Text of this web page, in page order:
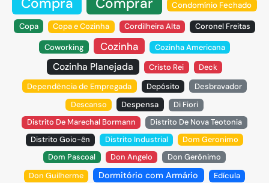
Condomínio Fechado
Copa Copa e Cozinha Cordilheira Alta Coronel Freitas
Coworking Cozinha Cozinha Americana
Cozinha Planejada Cristo Rei
Deck
Dependência de Empregada
Depósito
Desbravador
Descanso
Despensa
Di Fiori
Distrito De Marechal Bormann
Distrito De Nova Teotonia
Distrito Goio-ên
Distrito Industrial
Dom Geronimo
Dom Pascoal
Don Angelo
Don Gerônimo
Don Guilherme
Dormitório com Armário Edícula